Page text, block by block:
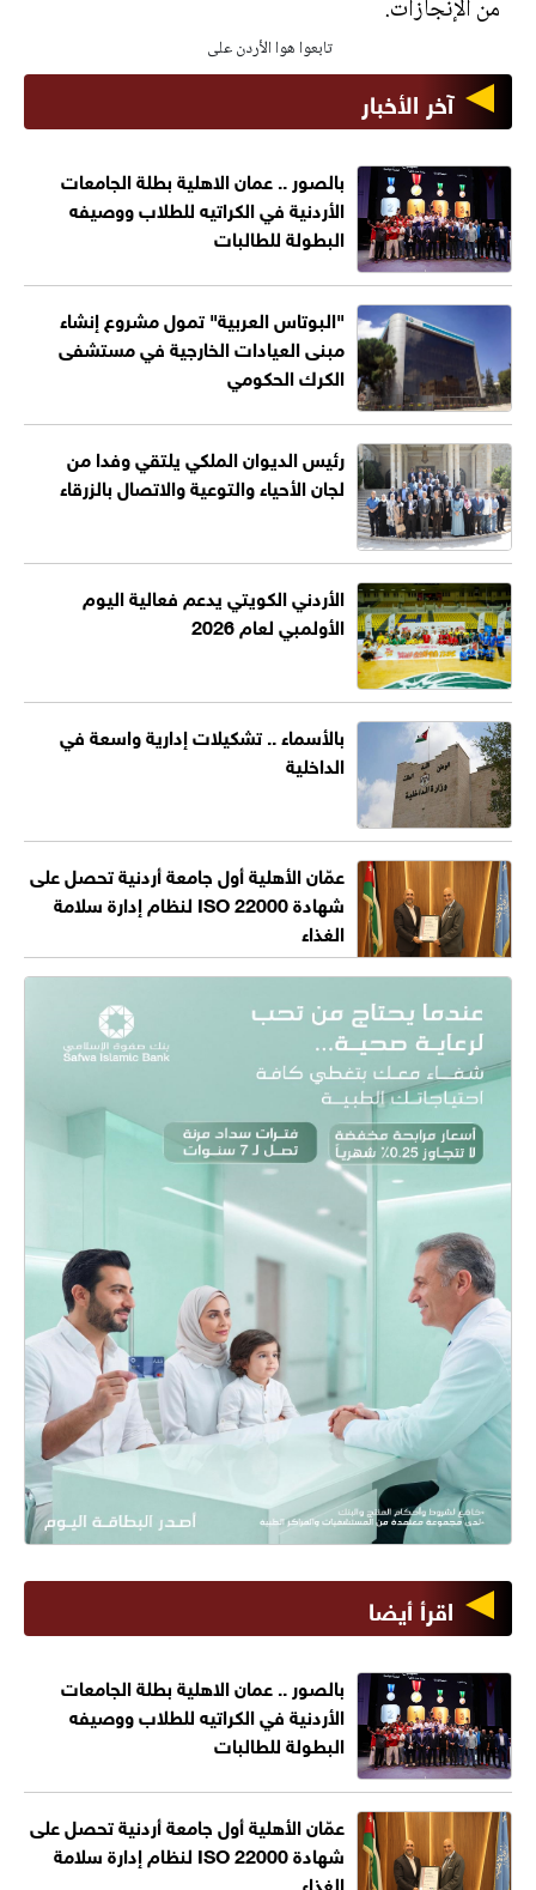
من الإنجازات.
تابعوا هوا الأردن على
آخر الأخبار
بالصور .. عمان الاهلية بطلة الجامعات
الأردنية في الكراتيه للطلاب ووصيفه
البطولة للطالبات
"البوتاس العربية" تمول مشروع إنشاء
مبنى العيادات الخارجية في مستشفى
الكرك الحكومي
رئيس الديوان الملكي يلتقي وفدا من
لجان الأحياء والتوعية والاتصال بالزرقاء
الأردني الكويتي يدعم فعالية اليوم
الأولمبي لعام 2026
بالأسماء .. تشكيلات إدارية واسعة في
الداخلية
عمّان الأهلية أول جامعة أردنية تحصل على
شهادة ISO 22000 لنظام إدارة سلامة
الغذاء
اقرأ أيضا
بالصور .. عمان الاهلية بطلة الجامعات
الأردنية في الكراتيه للطلاب ووصيفه
البطولة للطالبات
عمّان الأهلية أول جامعة أردنية تحصل على
شهادة ISO 22000 لنظام إدارة سلامة
الغذاء